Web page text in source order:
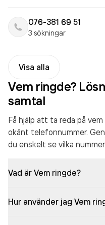
076-381 69 51
3 sökningar
Visa alla
Vem ringde?
samtal
Få hjälp att ta reda på
okänt telefonnummer.
du enskelt se vilka
Vad är Vem ringde?
Hur använder jag Vem